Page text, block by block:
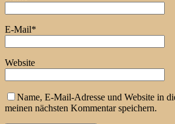
E-Mail*
Website
Name, E-Mail-Adresse und Website in
meinen nächsten Kommentar speichern.